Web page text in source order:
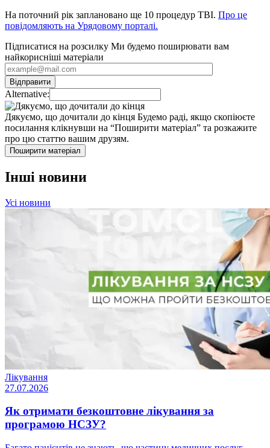
На поточний рік заплановано ще 10 процедур ТBI. Про це
повідомляють на Урядовому порталі.
Підписатися на розсилку Ми будемо поширювати вам
найкорисніші матеріали
Alternative:
Дякуємо, що дочитали до кінця Будемо раді, якщо скопіюєте
посилання клікнувши на “Поширити матеріал” та розкажите
про цю статтю вашим друзям.
Поширити матеріал
Інші новини
Усі новини
Лікування
27.07.2026
Як отримати безкоштовне лікування за
програмою НСЗУ?